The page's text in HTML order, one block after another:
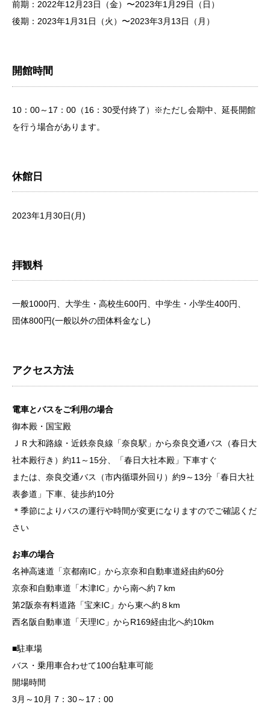
前期：2022年12月23日（金）〜2023年1月29日（日）
後期：2023年1月31日（火）〜2023年3月13日（月）
開館時間
10：00～17：00（16：30受付終了）※ただし会期中、延長開館
を行う場合があります。
休館日
2023年1月30日(月)
拝観料
一般1000円、大学生・高校生600円、中学生・小学生400円、
団体800円(一般以外の団体料金なし)
アクセス方法
電車とバスをご利用の場合
御本殿・国宝殿
ＪＲ大和路線・近鉄奈良線「奈良駅」から奈良交通バス（春日大
社本殿行き）約11～15分、「春日大社本殿」下車すぐ
または、奈良交通バス（市内循環外回り）約9～13分「春日大社
表参道」下車、徒歩約10分
＊季節によりバスの運行や時間が変更になりますのでご確認くだ
さい
お車の場合
名神高速道「京都南IC」から京奈和自動車道経由約60分
京奈和自動車道「木津IC」から南へ約７km
第2阪奈有料道路「宝来IC」から東へ約８km
西名阪自動車道「天理IC」からR169経由北へ約10km
■駐車場
バス・乗用車合わせて100台駐車可能
開場時間
3月～10月 7：30～17：00